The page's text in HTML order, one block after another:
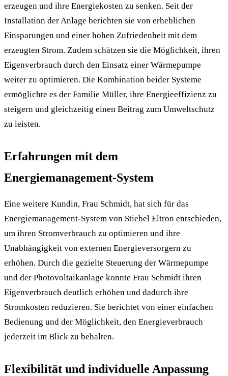
erzeugen und ihre Energiekosten zu senken. Seit der
Installation der Anlage berichten sie von erheblichen
Einsparungen und einer hohen Zufriedenheit mit dem
erzeugten Strom. Zudem schätzen sie die Möglichkeit, ihren
Eigenverbrauch durch den Einsatz einer Wärmepumpe
weiter zu optimieren. Die Kombination beider Systeme
ermöglichte es der Familie Müller, ihre Energieeffizienz zu
steigern und gleichzeitig einen Beitrag zum Umweltschutz
zu leisten.
Erfahrungen mit dem
Energiemanagement-System
Eine weitere Kundin, Frau Schmidt, hat sich für das
Energiemanagement-System von Stiebel Eltron entschieden,
um ihren Stromverbrauch zu optimieren und ihre
Unabhängigkeit von externen Energieversorgern zu
erhöhen. Durch die gezielte Steuerung der Wärmepumpe
und der Photovoltaikanlage konnte Frau Schmidt ihren
Eigenverbrauch deutlich erhöhen und dadurch ihre
Stromkosten reduzieren. Sie berichtet von einer einfachen
Bedienung und der Möglichkeit, den Energieverbrauch
jederzeit im Blick zu behalten.
Flexibilität und individuelle Anpassung